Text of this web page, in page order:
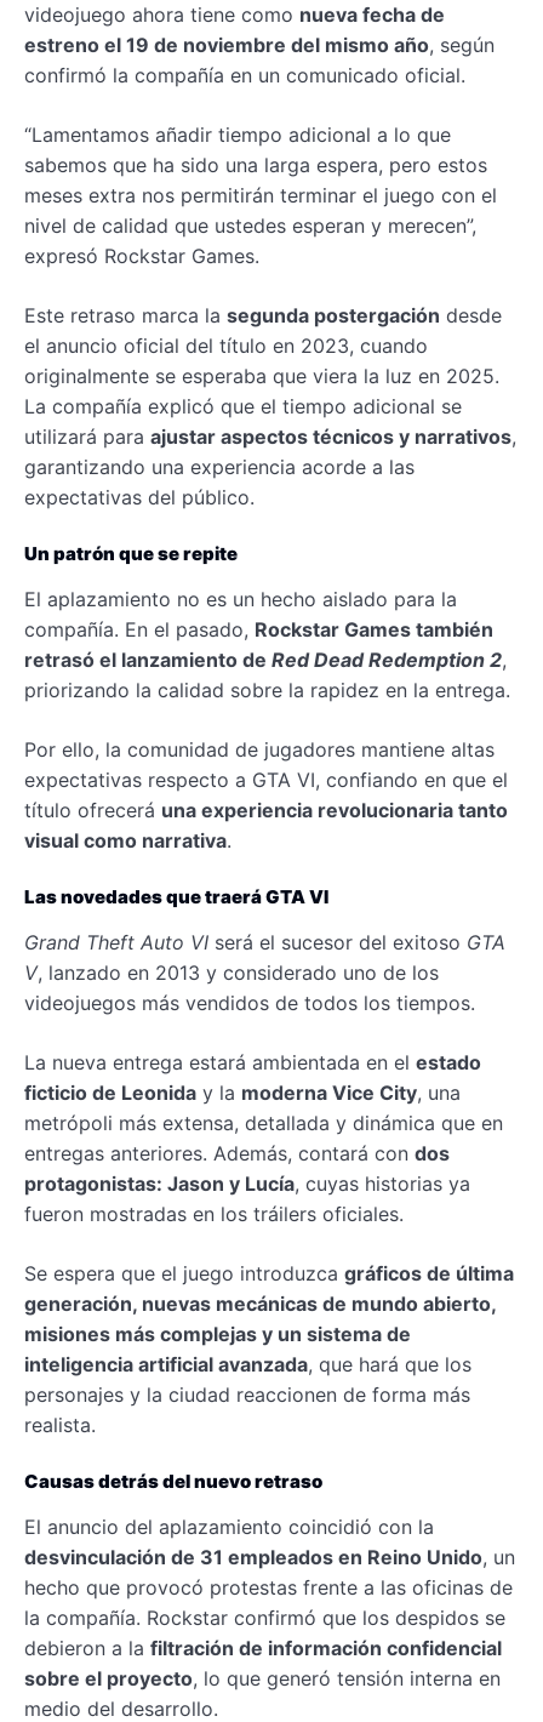
videojuego ahora tiene como nueva fecha de
estreno el 19 de noviembre del mismo año, según
confirmó la compañía en un comunicado oficial.
“Lamentamos añadir tiempo adicional a lo que
sabemos que ha sido una larga espera, pero estos
meses extra nos permitirán terminar el juego con el
nivel de calidad que ustedes esperan y merecen”,
expresó Rockstar Games.
Este retraso marca la segunda postergación desde
el anuncio oficial del título en 2023, cuando
originalmente se esperaba que viera la luz en 2025.
La compañía explicó que el tiempo adicional se
utilizará para ajustar aspectos técnicos y narrativos,
garantizando una experiencia acorde a las
expectativas del público.
Un patrón que se repite
El aplazamiento no es un hecho aislado para la
compañía. En el pasado, Rockstar Games también
retrasó el lanzamiento de Red Dead Redemption 2,
priorizando la calidad sobre la rapidez en la entrega.
Por ello, la comunidad de jugadores mantiene altas
expectativas respecto a GTA VI, confiando en que el
título ofrecerá una experiencia revolucionaria tanto
visual como narrativa.
Las novedades que traerá GTA VI
Grand Theft Auto VI será el sucesor del exitoso GTA
V, lanzado en 2013 y considerado uno de los
videojuegos más vendidos de todos los tiempos.
La nueva entrega estará ambientada en el estado
ficticio de Leonida y la moderna Vice City, una
metrópoli más extensa, detallada y dinámica que en
entregas anteriores. Además, contará con dos
protagonistas: Jason y Lucía, cuyas historias ya
fueron mostradas en los tráilers oficiales.
Se espera que el juego introduzca gráficos de última
generación, nuevas mecánicas de mundo abierto,
misiones más complejas y un sistema de
inteligencia artificial avanzada, que hará que los
personajes y la ciudad reaccionen de forma más
realista.
Causas detrás del nuevo retraso
El anuncio del aplazamiento coincidió con la
desvinculación de 31 empleados en Reino Unido, un
hecho que provocó protestas frente a las oficinas de
la compañía. Rockstar confirmó que los despidos se
debieron a la filtración de información confidencial
sobre el proyecto, lo que generó tensión interna en
medio del desarrollo.